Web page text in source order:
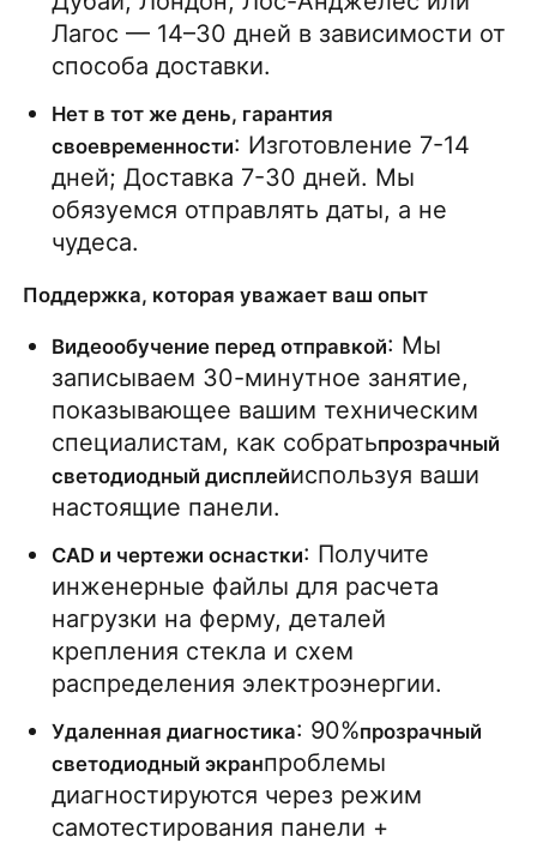
Лагос — 14–30 дней в зависимости от
способа доставки.
Нет в тот же день, гарантия
своевременности: Изготовление 7-14
дней; Доставка 7-30 дней. Мы
обязуемся отправлять даты, а не
чудеса.
Поддержка, которая уважает ваш опыт
Видеообучение перед отправкой: Мы
записываем 30-минутное занятие,
показывающее вашим техническим
специалистам, как собратьпрозрачный
светодиодный дисплейиспользуя ваши
настоящие панели.
CAD и чертежи оснастки: Получите
инженерные файлы для расчета
нагрузки на ферму, деталей
крепления стекла и схем
распределения электроэнергии.
Удаленная диагностика: 90%прозрачный
светодиодный экранпроблемы
диагностируются через режим
самотестирования панели +